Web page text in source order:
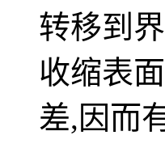
转移到
收缩表
差,因而